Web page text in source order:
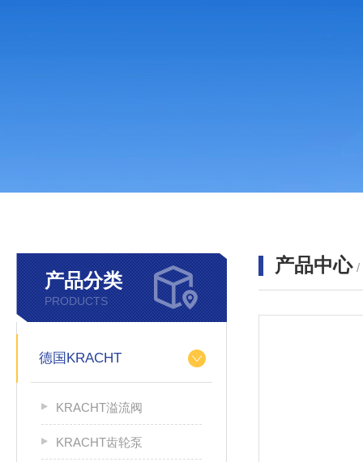
产品分类
PRODUCTS
德国KRACHT
KRACHT溢流阀
KRACHT齿轮泵
产品中心 /